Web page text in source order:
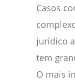
Casos
jurídico
tem
O mais